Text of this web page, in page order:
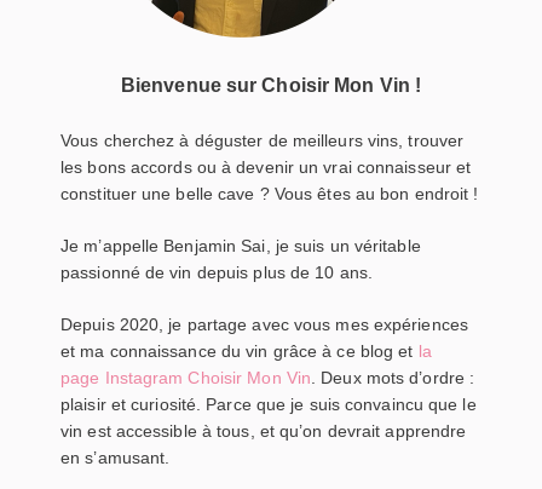
Bienvenue sur Choisir Mon Vin !
Vous cherchez à déguster de meilleurs vins, trouver
les bons accords ou à devenir un vrai connaisseur et
constituer une belle cave ? Vous êtes au bon endroit !
Je m’appelle Benjamin Sai, je suis un véritable
passionné de vin depuis plus de 10 ans.
Depuis 2020, je partage avec vous mes expériences
et ma connaissance du vin grâce à ce blog et la
page Instagram Choisir Mon Vin . Deux mots d’ordre :
plaisir et curiosité. Parce que je suis convaincu que le
vin est accessible à tous, et qu’on devrait apprendre
en s’amusant.